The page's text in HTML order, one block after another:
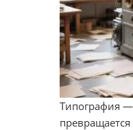
Типография